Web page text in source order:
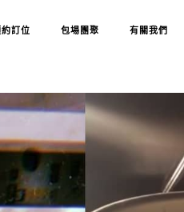
訂位 包場團聚 有關我們